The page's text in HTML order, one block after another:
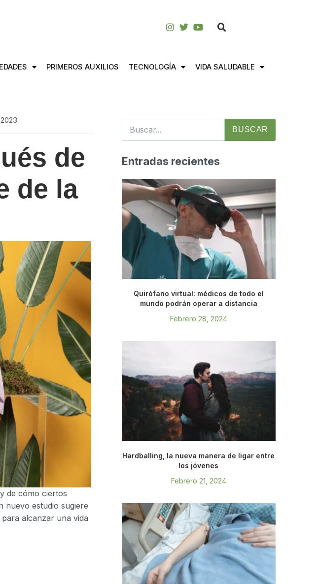
PRIMEROS AUXILIOS TECNOLOGÍA VIDA SALUDABLE
de
de la
y de cómo ciertos
nuevo estudio sugiere
alcanzar una vida
BUSCAR
Entradas recientes
Quirófano virtual: médicos de todo el
mundo podrán operar a distancia
Febrero 28, 2024
Hardballing, la nueva manera de ligar entre
los jóvenes
Febrero 21, 2024